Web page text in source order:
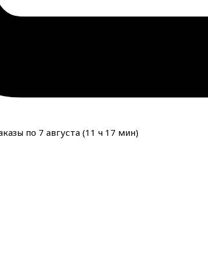
по 7 августа (11 ч 17 мин)